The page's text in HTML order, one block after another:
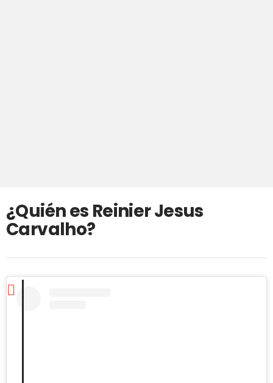
¿Quién es Reinier Jesus
Carvalho?